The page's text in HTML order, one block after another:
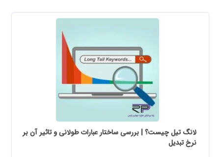
لانگ تیل چیست؟ | بررسی ساختار عبارات طولانی و تاثیر آن بر
نرخ تبدیل